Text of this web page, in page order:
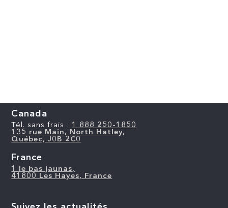
Canada
Tél. sans frais : 1 888 250-1850
135 rue Main, North Hatley,
Québec, J0B 2C0
France
1 le bas jaunas,
41800 Les Hayes, France